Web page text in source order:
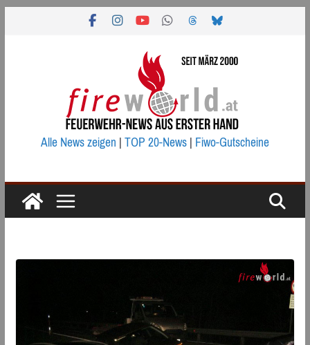
Alle News zeigen|TOP 20-News|Fiwo-Gutscheine